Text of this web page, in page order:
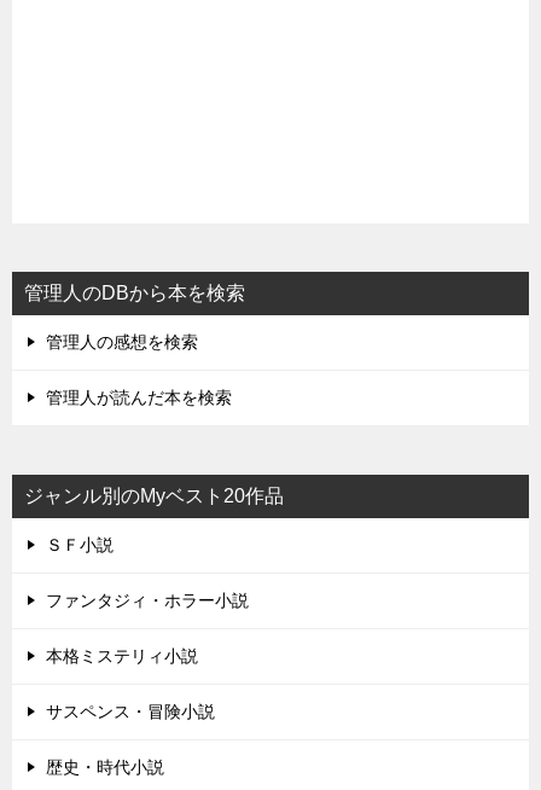
管理人のDBから本を検索
管理人の感想を検索
管理人が読んだ本を検索
ジャンル別のMyベスト20作品
ＳＦ小説
ファンタジィ・ホラー小説
本格ミステリィ小説
サスペンス・冒険小説
歴史・時代小説